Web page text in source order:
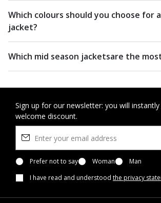
Which colours should you choose for
jacket?
Which mid season jacketsare the
Sign up for our newsletter: you will instantly
welcome discount.
Prefer not to say Woman
Man
I have read and understood the privacy